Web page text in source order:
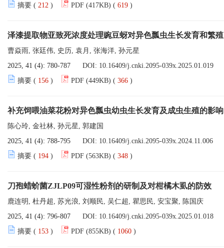
摘要 ( 212 ) PDF (417KB) ( 619 )
泽漆提取物亚致死浓度处理豌豆蚜对异色瓢虫生长发育和繁
曹焱雨, 张廷伟, 史历, 袁月, 张海洋, 孙元星
2025, 41 (4): 780-787
DOI: 10.16409/j.cnki.2095-039x.2025.01.019
摘要 ( 156 ) PDF (449KB) ( 366 )
补充饲喂油菜花粉对异色瓢虫幼虫生长发育及成虫生殖的影响
陈心玲, 金社林, 孙元星, 郭建国
2025, 41 (4): 788-795
DOI: 10.16409/j.cnki.2095-039x.2024.11.006
摘要 ( 194 ) PDF (563KB) ( 348 )
刀孢蜡蚧菌ZJLP09可湿性粉剂的研制及对柑橘木虱的防效
鹿连明, 杜丹超, 苏光浪, 刘顺民, 吴仁超, 瞿思民, 安宝聚, 陈国庆
2025, 41 (4): 796-807
DOI: 10.16409/j.cnki.2095-039x.2025.01.018
摘要 ( 153 ) PDF (855KB) ( 1060 )